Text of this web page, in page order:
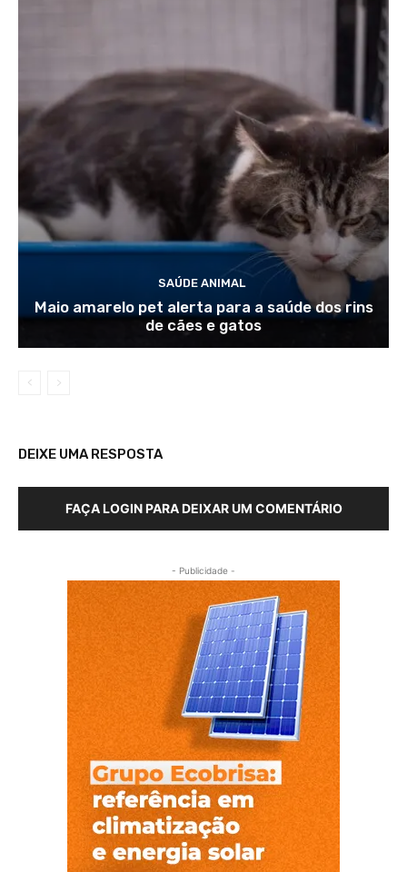
SAÚDE ANIMAL
Maio amarelo pet alerta para a saúde dos rins
de cães e gatos
DEIXE UMA RESPOSTA
FAÇA LOGIN PARA DEIXAR UM COMENTÁRIO
- Publicidade -